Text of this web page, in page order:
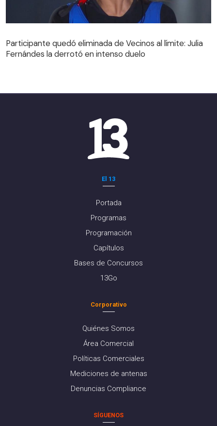
Fernándes la derrotó en intenso duelo
Participante quedó eliminada de Vecinos al límite: Julia
Fernándes la derrotó en intenso duelo
El 13
Portada
Programas
Programación
Capítulos
Bases de Concursos
13Go
Corporativo
Quiénes Somos
Área Comercial
Políticas Comerciales
Mediciones de antenas
Denuncias Compliance
SÍGUENOS